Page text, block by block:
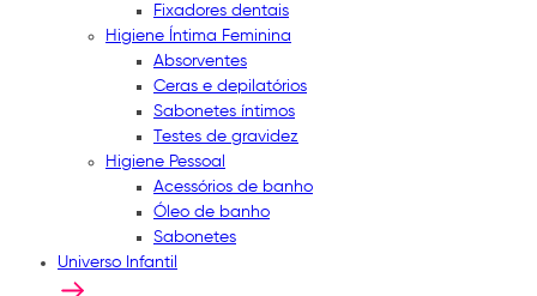
Fixadores dentais
Higiene Íntima Feminina
Absorventes
Ceras e depilatórios
Sabonetes íntimos
Testes de gravidez
Higiene Pessoal
Acessórios de banho
Óleo de banho
Sabonetes
Universo Infantil